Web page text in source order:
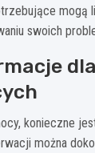
mogą
swoich
dla
konieczne
można